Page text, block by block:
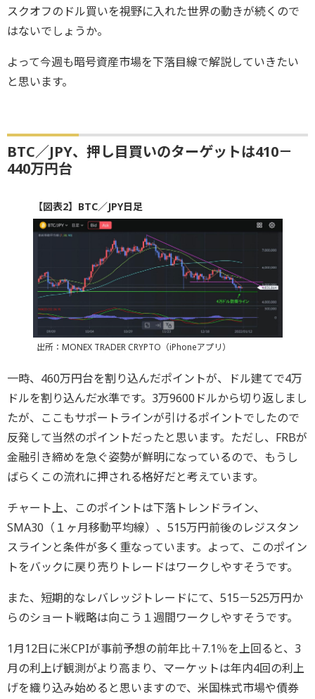
スクオフのドル買いを視野に入れた世界の動きが続くので
はないでしょうか。
よって今週も暗号資産市場を下落目線で解説していきたい
と思います。
BTC／JPY、押し目買いのターゲットは410－
440万円台
【図表2】BTC／JPY日足
出所：MONEX TRADER CRYPTO（iPhoneアプリ）
一時、460万円台を割り込んだポイントが、ドル建てで4万
ドルを割り込んだ水準です。3万9600ドルから切り返しまし
たが、ここもサポートラインが引けるポイントでしたので
反発して当然のポイントだったと思います。ただし、FRBが
金融引き締めを急ぐ姿勢が鮮明になっているので、もうし
ばらくこの流れに押される格好だと考えています。
チャート上、このポイントは下落トレンドライン、
SMA30（１ヶ月移動平均線）、515万円前後のレジスタン
スラインと条件が多く重なっています。よって、このポイン
トをバックに戻り売りトレードはワークしやすそうです。
また、短期的なレバレッジトレードにて、515－525万円か
らのショート戦略は向こう１週間ワークしやすそうです。
1月12日に米CPIが事前予想の前年比＋7.1％を上回ると、3
月の利上げ観測がより高まり、マーケットは年内4回の利上
げを織り込み始めると思いますので、米国株式市場や債券